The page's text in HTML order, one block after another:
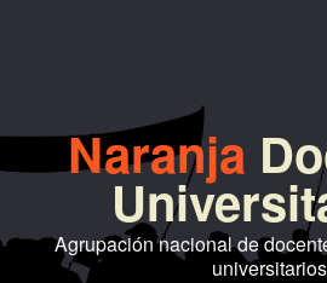
Naranja
Agrupación nacional de